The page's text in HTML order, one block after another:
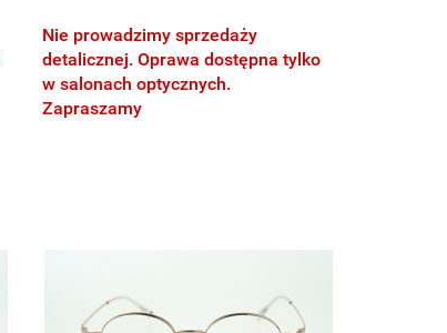
Nie prowadzimy sprzedaży
detalicznej. Oprawa dostępna tylko
w salonach optycznych.
Zapraszamy